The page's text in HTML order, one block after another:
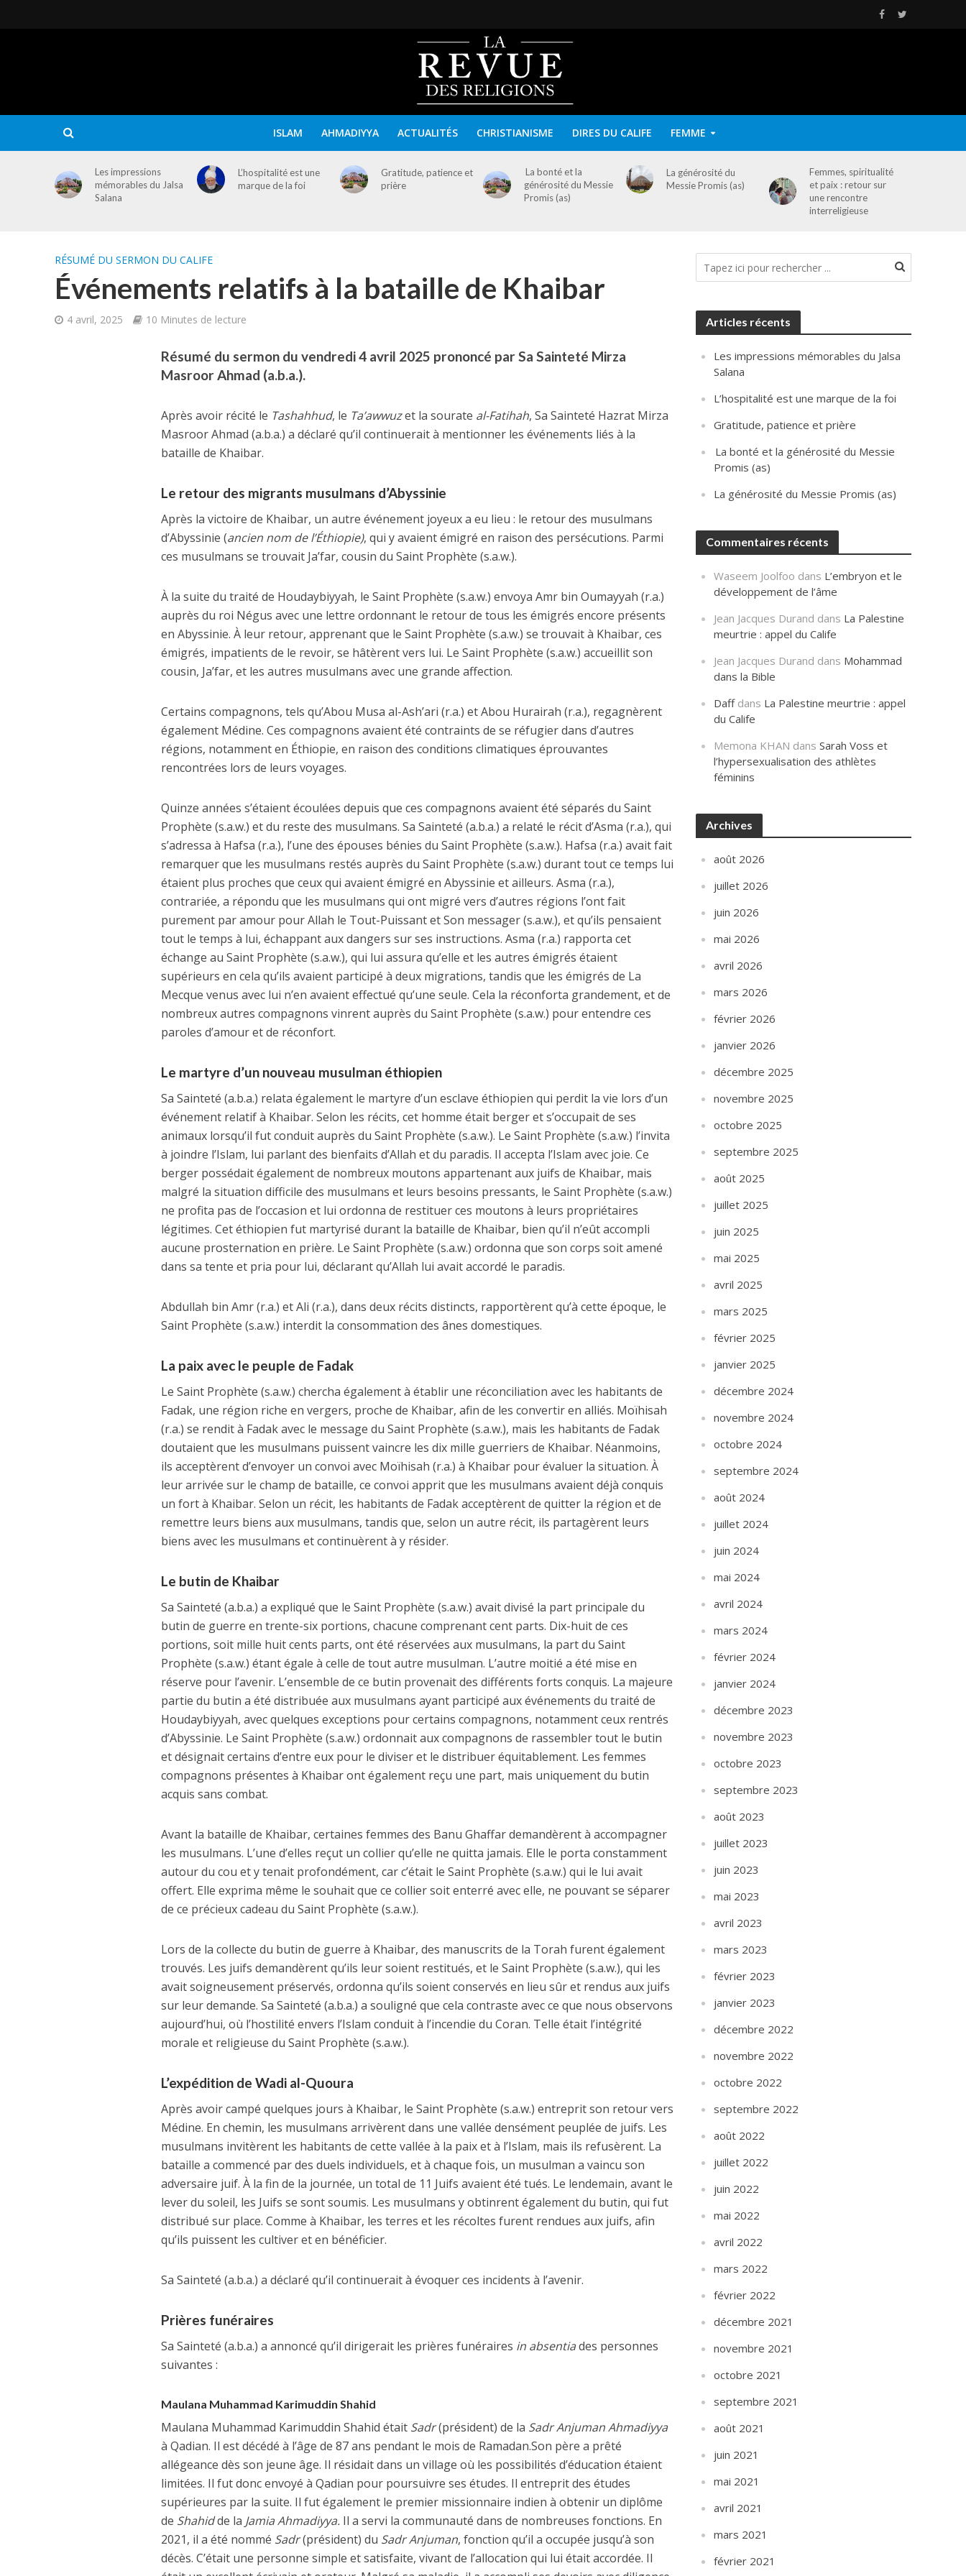
ISLAM AHMADIYYA ACTUALITÉS CHRISTIANISME DIRES DU CALIFE FEMME
Les impressions
mémorables du Jalsa
Salana
L’hospitalité est une
marque de la foi
Gratitude, patience et
prière
La bonté et la
générosité du Messie
Promis (as)
La générosité du
Messie Promis (as)
Femmes, spiritualité
et paix : retour sur
une rencontre
interreligieuse
RÉSUMÉ DU SERMON DU CALIFE
Événements relatifs à la bataille de Khaibar
4 avril, 2025 10 Minutes de lecture
Résumé du sermon du vendredi 4 avril 2025 prononcé par Sa Sainteté Mirza
Masroor Ahmad (a.b.a.).
Après avoir récité le Tashahhud, le Ta’awwuzet la sourate al-Fatihah, Sa Sainteté Hazrat Mirza
Masroor Ahmad (a.b.a.) a déclaré qu’il continuerait à mentionner les événements liés à la
bataille de Khaibar.
Le retour des migrants musulmans d’Abyssinie
Après la victoire de Khaibar, un autre événement joyeux a eu lieu : le retour des musulmans
d’Abyssinie (ancien nom de l’Éthiopie), qui y avaient émigré en raison des persécutions. Parmi
ces musulmans se trouvait Ja’far, cousin du Saint Prophète (s.a.w.).
À la suite du traité de Houdaybiyyah, le Saint Prophète (s.a.w.) envoya Amr bin Oumayyah (r.a.)
auprès du roi Négus avec une lettre ordonnant le retour de tous les émigrés encore présents
en Abyssinie. À leur retour, apprenant que le Saint Prophète (s.a.w.) se trouvait à Khaibar, ces
émigrés, impatients de le revoir, se hâtèrent vers lui. Le Saint Prophète (s.a.w.) accueillit son
cousin, Ja’far, et les autres musulmans avec une grande affection.
Certains compagnons, tels qu’Abou Musa al-Ash’ari (r.a.) et Abou Hurairah (r.a.), regagnèrent
également Médine. Ces compagnons avaient été contraints de se réfugier dans d’autres
régions, notamment en Éthiopie, en raison des conditions climatiques éprouvantes
rencontrées lors de leurs voyages.
Quinze années s’étaient écoulées depuis que ces compagnons avaient été séparés du Saint
Prophète (s.a.w.) et du reste des musulmans. Sa Sainteté (a.b.a.) a relaté le récit d’Asma (r.a.), qui
s’adressa à Hafsa (r.a.), l’une des épouses bénies du Saint Prophète (s.a.w.). Hafsa (r.a.) avait fait
remarquer que les musulmans restés auprès du Saint Prophète (s.a.w.) durant tout ce temps lui
étaient plus proches que ceux qui avaient émigré en Abyssinie et ailleurs. Asma (r.a.),
contrariée, a répondu que les musulmans qui ont migré vers d’autres régions l’ont fait
purement par amour pour Allah le Tout-Puissant et Son messager (s.a.w.), et qu’ils pensaient
tout le temps à lui, échappant aux dangers sur ses instructions. Asma (r.a.) rapporta cet
échange au Saint Prophète (s.a.w.), qui lui assura qu’elle et les autres émigrés étaient
supérieurs en cela qu’ils avaient participé à deux migrations, tandis que les émigrés de La
Mecque venus avec lui n’en avaient effectué qu’une seule. Cela la réconforta grandement, et de
nombreux autres compagnons vinrent auprès du Saint Prophète (s.a.w.) pour entendre ces
paroles d’amour et de réconfort.
Le martyre d’un nouveau musulman éthiopien
Sa Sainteté (a.b.a.) relata également le martyre d’un esclave éthiopien qui perdit la vie lors d’un
événement relatif à Khaibar. Selon les récits, cet homme était berger et s’occupait de ses
animaux lorsqu’il fut conduit auprès du Saint Prophète (s.a.w.). Le Saint Prophète (s.a.w.) l’invita
à joindre l’Islam, lui parlant des bienfaits d’Allah et du paradis. Il accepta l’Islam avec joie. Ce
berger possédait également de nombreux moutons appartenant aux juifs de Khaibar, mais
malgré la situation difficile des musulmans et leurs besoins pressants, le Saint Prophète (s.a.w.)
ne profita pas de l’occasion et lui ordonna de restituer ces moutons à leurs propriétaires
légitimes. Cet éthiopien fut martyrisé durant la bataille de Khaibar, bien qu’il n’eût accompli
aucune prosternation en prière. Le Saint Prophète (s.a.w.) ordonna que son corps soit amené
dans sa tente et pria pour lui, déclarant qu’Allah lui avait accordé le paradis.
Abdullah bin Amr (r.a.) et Ali (r.a.), dans deux récits distincts, rapportèrent qu’à cette époque, le
Saint Prophète (s.a.w.) interdit la consommation des ânes domestiques.
La paix avec le peuple de Fadak
Le Saint Prophète (s.a.w.) chercha également à établir une réconciliation avec les habitants de
Fadak, une région riche en vergers, proche de Khaibar, afin de les convertir en alliés. Moïhisah
(r.a.) se rendit à Fadak avec le message du Saint Prophète (s.a.w.), mais les habitants de Fadak
doutaient que les musulmans puissent vaincre les dix mille guerriers de Khaibar. Néanmoins,
ils acceptèrent d’envoyer un convoi avec Moïhisah (r.a.) à Khaibar pour évaluer la situation. À
leur arrivée sur le champ de bataille, ce convoi apprit que les musulmans avaient déjà conquis
un fort à Khaibar. Selon un récit, les habitants de Fadak acceptèrent de quitter la région et de
remettre leurs biens aux musulmans, tandis que, selon un autre récit, ils partagèrent leurs
biens avec les musulmans et continuèrent à y résider.
Le butin de Khaibar
Sa Sainteté (a.b.a.) a expliqué que le Saint Prophète (s.a.w.) avait divisé la part principale du
butin de guerre en trente-six portions, chacune comprenant cent parts. Dix-huit de ces
portions, soit mille huit cents parts, ont été réservées aux musulmans, la part du Saint
Prophète (s.a.w.) étant égale à celle de tout autre musulman. L’autre moitié a été mise en
réserve pour l’avenir. L’ensemble de ce butin provenait des différents forts conquis. La majeure
partie du butin a été distribuée aux musulmans ayant participé aux événements du traité de
Houdaybiyyah, avec quelques exceptions pour certains compagnons, notamment ceux rentrés
d’Abyssinie. Le Saint Prophète (s.a.w.) ordonnait aux compagnons de rassembler tout le butin
et désignait certains d’entre eux pour le diviser et le distribuer équitablement. Les femmes
compagnons présentes à Khaibar ont également reçu une part, mais uniquement du butin
acquis sans combat.
Avant la bataille de Khaibar, certaines femmes des Banu Ghaffar demandèrent à accompagner
les musulmans. L’une d’elles reçut un collier qu’elle ne quitta jamais. Elle le porta constamment
autour du cou et y tenait profondément, car c’était le Saint Prophète (s.a.w.) qui le lui avait
offert. Elle exprima même le souhait que ce collier soit enterré avec elle, ne pouvant se séparer
de ce précieux cadeau du Saint Prophète (s.a.w.).
Lors de la collecte du butin de guerre à Khaibar, des manuscrits de la Torah furent également
trouvés. Les juifs demandèrent qu’ils leur soient restitués, et le Saint Prophète (s.a.w.), qui les
avait soigneusement préservés, ordonna qu’ils soient conservés en lieu sûr et rendus aux juifs
sur leur demande. Sa Sainteté (a.b.a.) a souligné que cela contraste avec ce que nous observons
aujourd’hui, où l’hostilité envers l’Islam conduit à l’incendie du Coran. Telle était l’intégrité
morale et religieuse du Saint Prophète (s.a.w.).
L’expédition de Wadi al-Quoura
Après avoir campé quelques jours à Khaibar, le Saint Prophète (s.a.w.) entreprit son retour vers
Médine. En chemin, les musulmans arrivèrent dans une vallée densément peuplée de juifs. Les
musulmans invitèrent les habitants de cette vallée à la paix et à l’Islam, mais ils refusèrent. La
bataille a commencé par des duels individuels, et à chaque fois, un musulman a vaincu son
adversaire juif. À la fin de la journée, un total de 11 Juifs avaient été tués. Le lendemain, avant le
lever du soleil, les Juifs se sont soumis. Les musulmans y obtinrent également du butin, qui fut
distribué sur place. Comme à Khaibar, les terres et les récoltes furent rendues aux juifs, afin
qu’ils puissent les cultiver et en bénéficier.
Sa Sainteté (a.b.a.) a déclaré qu’il continuerait à évoquer ces incidents à l’avenir.
Prières funéraires
Sa Sainteté (a.b.a.) a annoncé qu’il dirigerait les prières funéraires in absentiades personnes
suivantes :
Maulana Muhammad Karimuddin Shahid
Maulana Muhammad Karimuddin Shahid était Sadr(président) de la Sadr Anjuman Ahmadiyya
à Qadian. Il est décédé à l’âge de 87 ans pendant le mois de Ramadan.Son père a prêté
allégeance dès son jeune âge. Il résidait dans un village où les possibilités d’éducation étaient
limitées. Il fut donc envoyé à Qadian pour poursuivre ses études. Il entreprit des études
supérieures par la suite. Il fut également le premier missionnaire indien à obtenir un diplôme
de Shahidde la Jamia Ahmadiyya. Il a servi la communauté dans de nombreuses fonctions. En
2021, il a été nommé Sadr(président) du Sadr Anjuman, fonction qu’il a occupée jusqu’à son
décès. C’était une personne simple et satisfaite, vivant de l’allocation qui lui était accordée. Il
Articles récents
Les impressions mémorables du Jalsa
Salana
L’hospitalité est une marque de la foi
Gratitude, patience et prière
La bonté et la générosité du Messie
Promis (as)
La générosité du Messie Promis (as)
Commentaires récents
Waseem Joolfoo dans L’embryon et le
développement de l’âme
Jean Jacques Durand dans La Palestine
meurtrie : appel du Calife
Jean Jacques Durand dans Mohammad
dans la Bible
Daffdans La Palestine meurtrie : appel
du Calife
Memona KHAN dansSarah Voss et
l’hypersexualisation des athlètes
féminins
Archives
août 2026
juillet 2026
juin 2026
mai 2026
avril 2026
mars 2026
février 2026
janvier 2026
décembre 2025
novembre 2025
octobre 2025
septembre 2025
août 2025
juillet 2025
juin 2025
mai 2025
avril 2025
mars 2025
février 2025
janvier 2025
décembre 2024
novembre 2024
octobre 2024
septembre 2024
août 2024
juillet 2024
juin 2024
mai 2024
avril 2024
mars 2024
février 2024
janvier 2024
décembre 2023
novembre 2023
octobre 2023
septembre 2023
août 2023
juillet 2023
juin 2023
mai 2023
avril 2023
mars 2023
février 2023
janvier 2023
décembre 2022
novembre 2022
octobre 2022
septembre 2022
août 2022
juillet 2022
juin 2022
mai 2022
avril 2022
mars 2022
février 2022
décembre 2021
novembre 2021
octobre 2021
septembre 2021
août 2021
juin 2021
mai 2021
avril 2021
mars 2021
février 2021